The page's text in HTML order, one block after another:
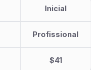
Inicial
Profissional
$41